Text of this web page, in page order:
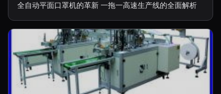
全自动平面口罩机的革新 一拖一高速生产线的全面解析